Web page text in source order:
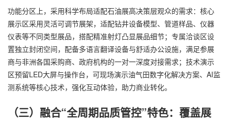
功能分区上，采用科学布局适配石油展高决策层观众的需求：核心
展示区采用灵活可调节展架，适配钻井设备模型、管道样品、仪器
仪表等不同类型展品，搭配精准射灯凸显展品细节；专属洽谈区设
置独立封闭空间，配备多语言翻译设备与舒适办公设施，满足参展
商与非洲各国采购商、政府机构的一对一深度对接需求；技术演示
区预留LED大屏与操作台，可现场演示油气田数字化解决方案、AI监
测系统等核心技术，强化互动体验，助力商业转化。
（三）融合“全周期品质管控”特色：覆盖展